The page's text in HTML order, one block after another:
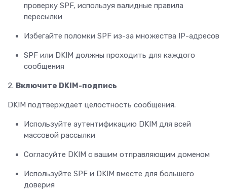
проверку SPF, используя валидные правила
пересылки
Избегайте поломки SPF из-за множества IP-адресов
SPF или DKIM должны проходить для каждого
сообщения
2. Включите DKIM-подпись
DKIM подтверждает целостность сообщения.
Используйте аутентификацию DKIM для всей
массовой рассылки
Согласуйте DKIM с вашим отправляющим доменом
Используйте SPF и DKIM вместе для большего
доверия